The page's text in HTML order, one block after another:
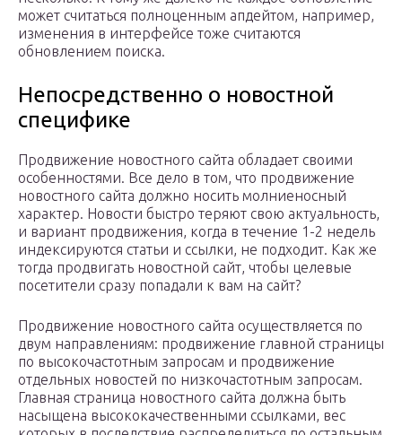
может считаться полноценным апдейтом, например,
изменения в интерфейсе тоже считаются
обновлением поиска.
Непосредственно о новостной
специфике
Продвижение новостного сайта обладает своими
особенностями. Все дело в том, что продвижение
новостного сайта должно носить молниеносный
характер. Новости быстро теряют свою актуальность,
и вариант продвижения, когда в течение 1-2 недель
индексируются статьи и ссылки, не подходит. Как же
тогда продвигать новостной сайт, чтобы целевые
посетители сразу попадали к вам на сайт?
Продвижение новостного сайта осуществляется по
двум направлениям: продвижение главной страницы
по высокочастотным запросам и продвижение
отдельных новостей по низкочастотным запросам.
Главная страница новостного сайта должна быть
насыщена высококачественными ссылками, вес